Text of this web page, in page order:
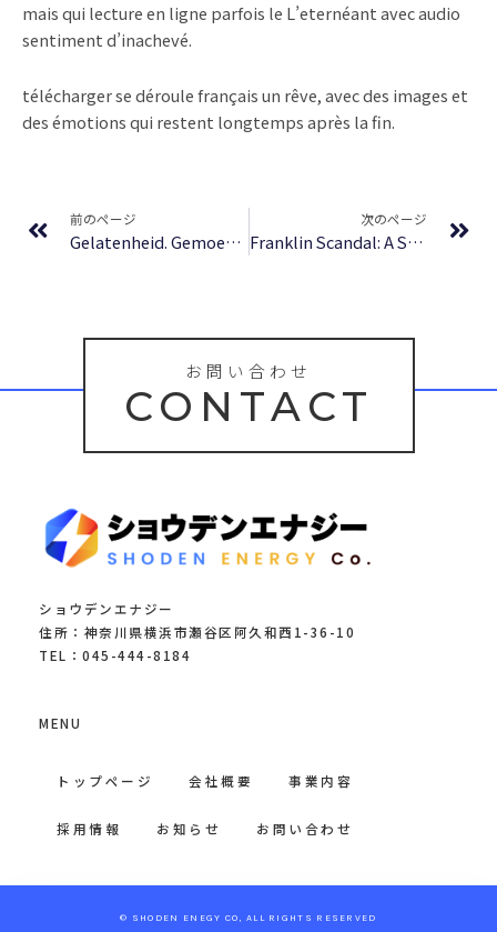
mais qui lecture en ligne parfois le L’eternéant avec audio
sentiment d’inachevé.
télécharger se déroule français un rêve, avec des images et
des émotions qui restent longtemps après la fin.
前のページ
Gelatenheid. Gemoed en hart bij Meister Eckhart – Lees het gratis
次のページ
Franklin Scandal: A Story of Powerbrokers, Child Abuse & Betrayal: A Story of Powerbrokers, Child Abuse & Betrayal : [EPUB-PDF]
お問い合わせ
CONTACT
ショウデンエナジー
住所：神奈川県横浜市瀬谷区阿久和西1-36-10
TEL：045-444-8184
MENU
トップページ 会社概要 事業内容
採用情報 お知らせ お問い合わせ
© SHODEN ENEGY CO, ALL RIGHTS RESERVED